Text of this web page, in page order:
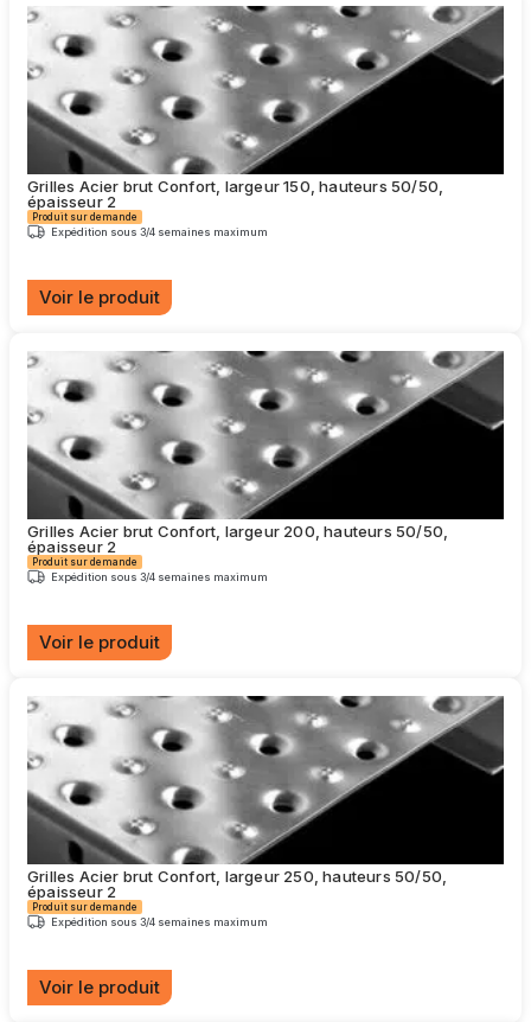
a
plusieurs
variations.
Les
options
peuvent
choisies
sur
la
page
produit
Grilles Acier brut Confort, largeur 150, hauteurs 50/50,
épaisseur 2
Produit sur demande
Expédition sous 3/4 semaines maximum
Voir le produit
a
plusieurs
variations.
Les
options
peuvent
choisies
sur
la
page
produit
Grilles Acier brut Confort, largeur 200, hauteurs 50/50,
épaisseur 2
Produit sur demande
Expédition sous 3/4 semaines maximum
Voir le produit
a
plusieurs
variations.
Les
options
peuvent
choisies
sur
la
page
produit
Grilles Acier brut Confort, largeur 250, hauteurs 50/50,
épaisseur 2
Produit sur demande
Expédition sous 3/4 semaines maximum
Voir le produit